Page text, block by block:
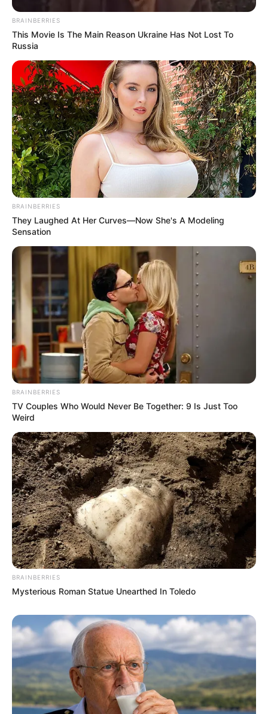
BRAINBERRIES
This Movie Is The Main Reason Ukraine Has Not Lost To
Russia
BRAINBERRIES
They Laughed At Her Curves—Now She's A Modeling
Sensation
BRAINBERRIES
TV Couples Who Would Never Be Together: 9 Is Just Too
Weird
BRAINBERRIES
Mysterious Roman Statue Unearthed In Toledo